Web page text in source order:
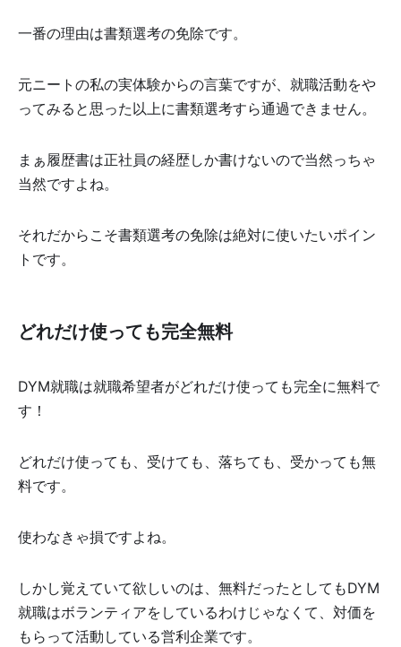
一番の理由は書類選考の免除です。
元ニートの私の実体験からの言葉ですが、就職活動をや
ってみると思った以上に書類選考すら通過できません。
まぁ履歴書は正社員の経歴しか書けないので当然っちゃ
当然ですよね。
それだからこそ書類選考の免除は絶対に使いたいポイン
トです。
どれだけ使っても完全無料
DYM就職は就職希望者がどれだけ使っても完全に無料で
す！
どれだけ使っても、受けても、落ちても、受かっても無
料です。
使わなきゃ損ですよね。
しかし覚えていて欲しいのは、無料だったとしてもDYM
就職はボランティアをしているわけじゃなくて、対価を
もらって活動している営利企業です。